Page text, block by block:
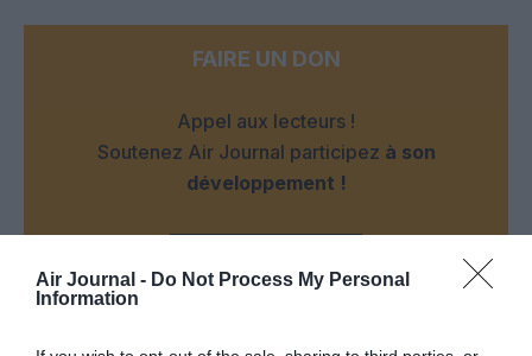
Air Journal - Do Not Process My Personal
Information
FAIRE UN DON
Appel aux lecteurs !
Soutenez Air Journal participez à son
développement !
NOUS SOUTENIR